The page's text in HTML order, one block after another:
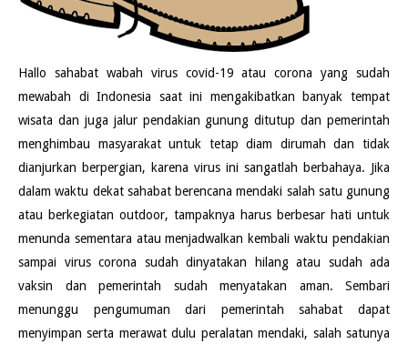
Hallo sahabat wabah virus covid-19 atau corona yang sudah
mewabah di Indonesia saat ini mengakibatkan banyak tempat
wisata dan juga jalur pendakian gunung ditutup dan pemerintah
menghimbau masyarakat untuk tetap diam dirumah dan tidak
dianjurkan berpergian, karena virus ini sangatlah berbahaya. Jika
dalam waktu dekat sahabat berencana mendaki salah satu gunung
atau berkegiatan outdoor, tampaknya harus berbesar hati untuk
menunda sementara atau menjadwalkan kembali waktu pendakian
sampai virus corona sudah dinyatakan hilang atau sudah ada
vaksin dan pemerintah sudah menyatakan aman. Sembari
menunggu pengumuman dari pemerintah sahabat dapat
menyimpan serta merawat dulu peralatan mendaki, salah satunya